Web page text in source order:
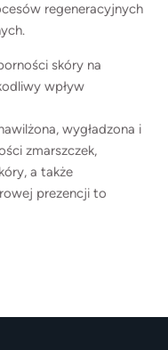
regeneracyjnych
skóry na
wpływ
wygładzona i
zmarszczek,
a także
prezencji to